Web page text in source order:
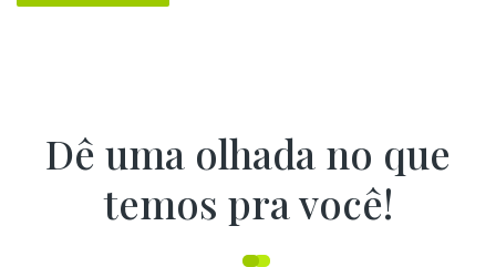
Dê uma olhada no que
temos pra você!